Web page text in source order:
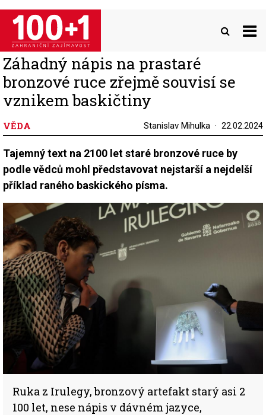
Přejít
hlavnímu
obsahu
Záhadný nápis na prastaré
bronzové ruce zřejmě souvisí se
vznikem baskičtiny
VĚDA Stanislav Mihulka 22.02.2024
Tajemný text na 2100 let staré bronzové ruce by
podle vědců mohl představovat nejstarší a nejdelší
příklad raného baskického písma.
Ruka z Irulegy, bronzový artefakt starý asi 2
100 let, nese nápis v dávném jazyce,